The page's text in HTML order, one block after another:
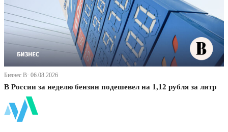
Бизнес В· 06.08.2026
В России за неделю бензин подешевел на 1,12 рубля за литр